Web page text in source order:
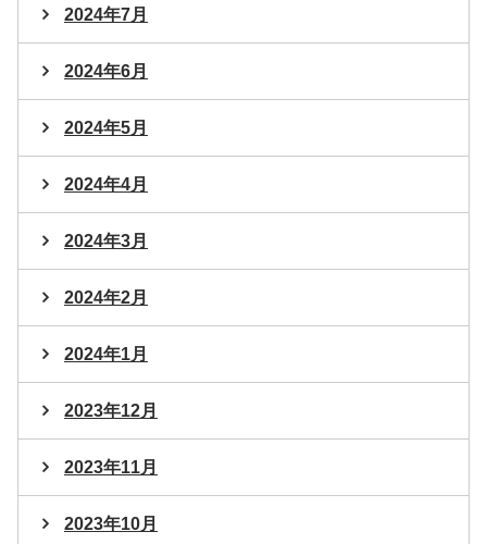
2024年7月
2024年6月
2024年5月
2024年4月
2024年3月
2024年2月
2024年1月
2023年12月
2023年11月
2023年10月